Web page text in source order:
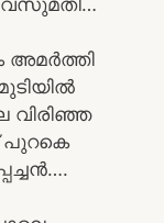
അമർത്തി
വിരിഞ്ഞ
പുറകെ